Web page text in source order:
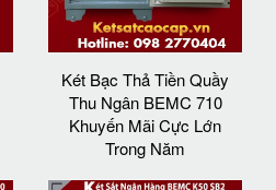
Két Bạc Thả Tiền Quầy
Thu Ngân BEMC 710
Khuyến Mãi Cực Lớn
Trong Năm